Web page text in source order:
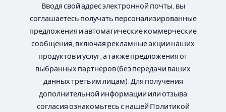
Вводя свой адрес электронной почты, вы
соглашаетесь получать персонализированные
предложения и автоматические коммерческие
сообщения, включая рекламные акции наших
продуктов и услуг, а также предложения от
выбранных партнеров (без передачи ваших
данных третьим лицам). Для получения
дополнительной информации или отзыва
согласия ознакомьтесь с нашей Политикой